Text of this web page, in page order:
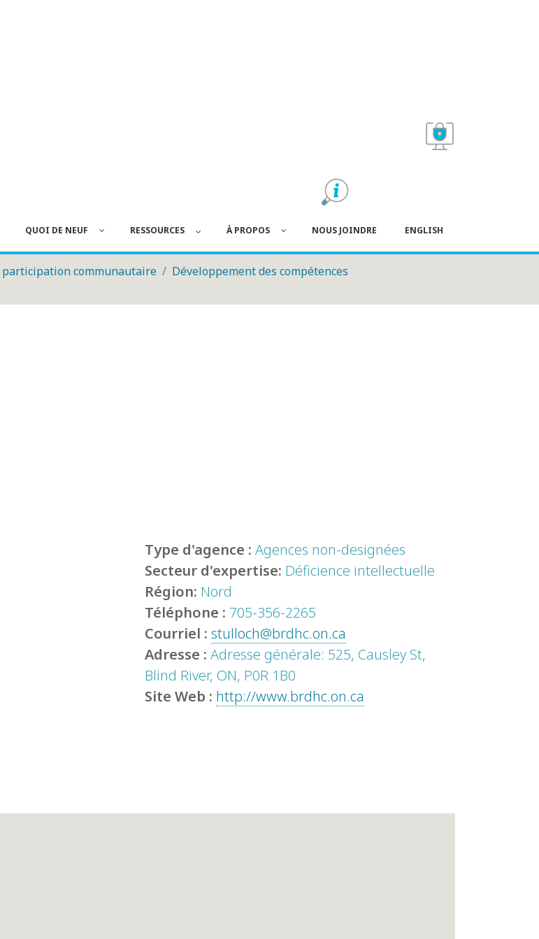
QUOI DE NEUF RESSOURCES À PROPOS NOUS JOINDRE ENGLISH
participation communautaire
Développement des compétences
Type d'agence : Agences non-designées
Secteur d'expertise: Déficience intellectuelle
Région: Nord
Téléphone : 705-356-2265
Courriel : stulloch@brdhc.on.ca
Adresse : Adresse générale: 525, Causley St,
Blind River, ON, P0R 1B0
Site Web : http://www.brdhc.on.ca